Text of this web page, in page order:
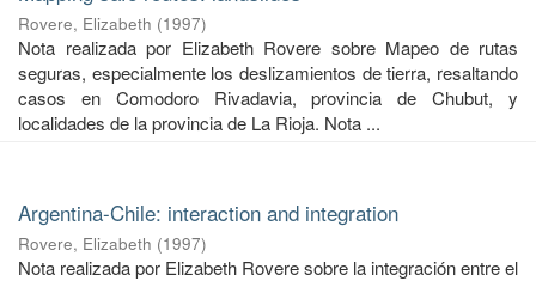
Rovere, Elizabeth (1997)
Nota realizada por Elizabeth Rovere sobre Mapeo de rutas
seguras, especialmente los deslizamientos de tierra, resaltando
casos en Comodoro Rivadavia, provincia de Chubut, y
localidades de la provincia de La Rioja. Nota ...
Argentina-Chile: interaction and integration
Rovere, Elizabeth (1997)
Nota realizada por Elizabeth Rovere sobre la integración entre el